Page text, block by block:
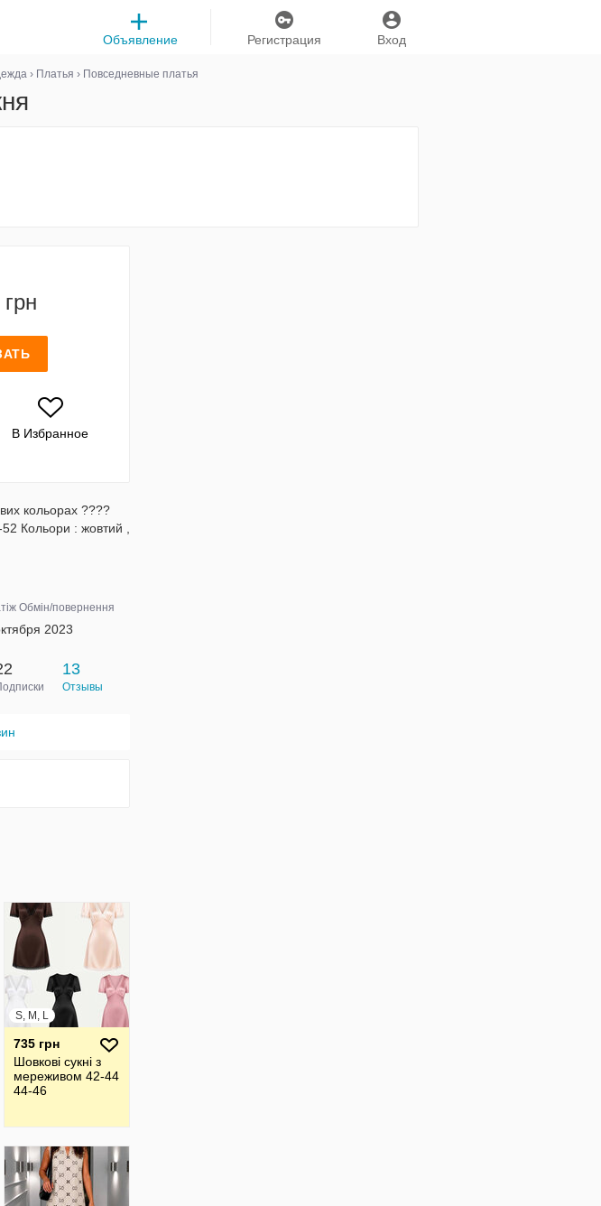
Вход
Регистрация
Объявление
› Платья › Повседневные платья
В Избранное
кольорах ????
Кольори : жовтий ,
Обмін/повернення
2023
13
Отзывы
S, M, L
735 грн
Шовкові сукні з
мереживом 42-44
44-46